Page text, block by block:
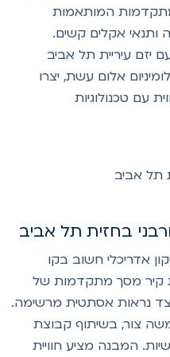
המותאמות
אקלים קשים.
עיריית תל אביב
אלום עשת, יצרו
טכנולוגיות
אביב
אדריכלי חשוב בקו
מסך מתקדמות של
נראות אסתטית מרשימה.
צור, בשיתוף קבוצת
המבנה מציע חוויית